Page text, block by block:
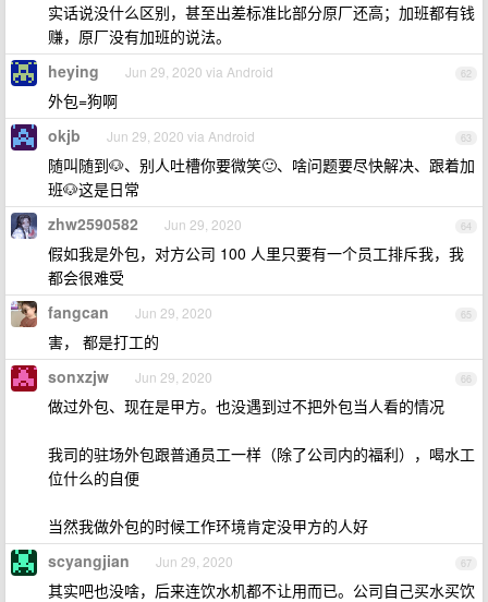
实话说没什么区别，甚至出差标准比部分原厂还高；加班都有钱
赚，原厂没有加班的说法。
62
heying Jun 29, 2020 via Android
外包=狗啊
63
okjb Jun 29, 2020 via Android
随叫随到🐶、别人吐槽你要微笑🙂、啥问题要尽快解决、跟着加
班🐶这是日常
64
zhw2590582 Jun 29, 2020
假如我是外包，对方公司 100 人里只要有一个员工排斥我，我
都会很难受
65
fangcan Jun 29, 2020
害， 都是打工的
66
sonxzjw Jun 29, 2020
做过外包、现在是甲方。也没遇到过不把外包当人看的情况
我司的驻场外包跟普通员工一样（除了公司内的福利），喝水工
位什么的自便
当然我做外包的时候工作环境肯定没甲方的人好
67
scyangjian Jun 29, 2020
其实吧也没啥，后来连饮水机都不让用而已。公司自己买水买饮